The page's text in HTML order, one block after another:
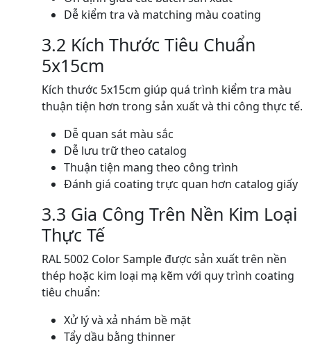
Dễ kiểm tra và matching màu coating
3.2 Kích Thước Tiêu Chuẩn
5x15cm
Kích thước 5x15cm giúp quá trình kiểm tra màu
thuận tiện hơn trong sản xuất và thi công thực tế.
Dễ quan sát màu sắc
Dễ lưu trữ theo catalog
Thuận tiện mang theo công trình
Đánh giá coating trực quan hơn catalog giấy
3.3 Gia Công Trên Nền Kim Loại
Thực Tế
RAL 5002 Color Sample được sản xuất trên nền
thép hoặc kim loại mạ kẽm với quy trình coating
tiêu chuẩn:
Xử lý và xả nhám bề mặt
Tẩy dầu bằng thinner